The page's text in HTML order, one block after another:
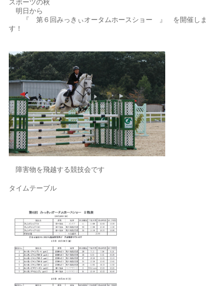
スポーツの秋
明日から
『 第６回みっきぃオータムホースショー 』 を開催しま
す！
障害物を飛越する競技会です
タイムテーブル